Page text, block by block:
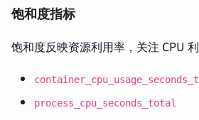
饱和度指标
饱和度反映资源利用率，关注 CPU 利
process_cpu_seconds_total